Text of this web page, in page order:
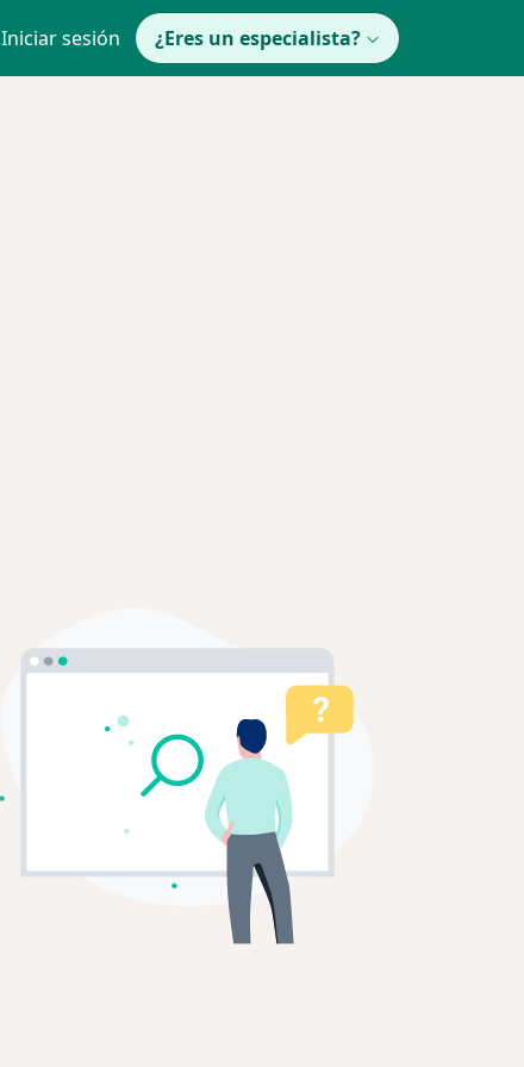
Iniciar sesión ¿Eres un especialista?